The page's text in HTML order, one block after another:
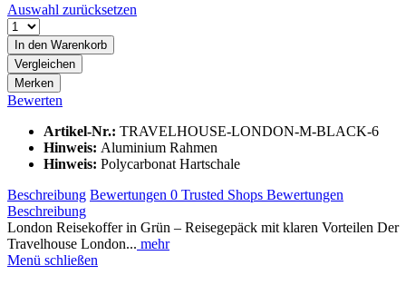
Auswahl zurücksetzen
In den Warenkorb
Vergleichen
Merken
Bewerten
Artikel-Nr.: TRAVELHOUSE-LONDON-M-BLACK-6
Hinweis: Aluminium Rahmen
Hinweis: Polycarbonat Hartschale
Beschreibung Bewertungen 0 Trusted Shops Bewertungen
Beschreibung
London Reisekoffer in Grün – Reisegepäck mit klaren Vorteilen Der
Travelhouse London... mehr
Menü schließen